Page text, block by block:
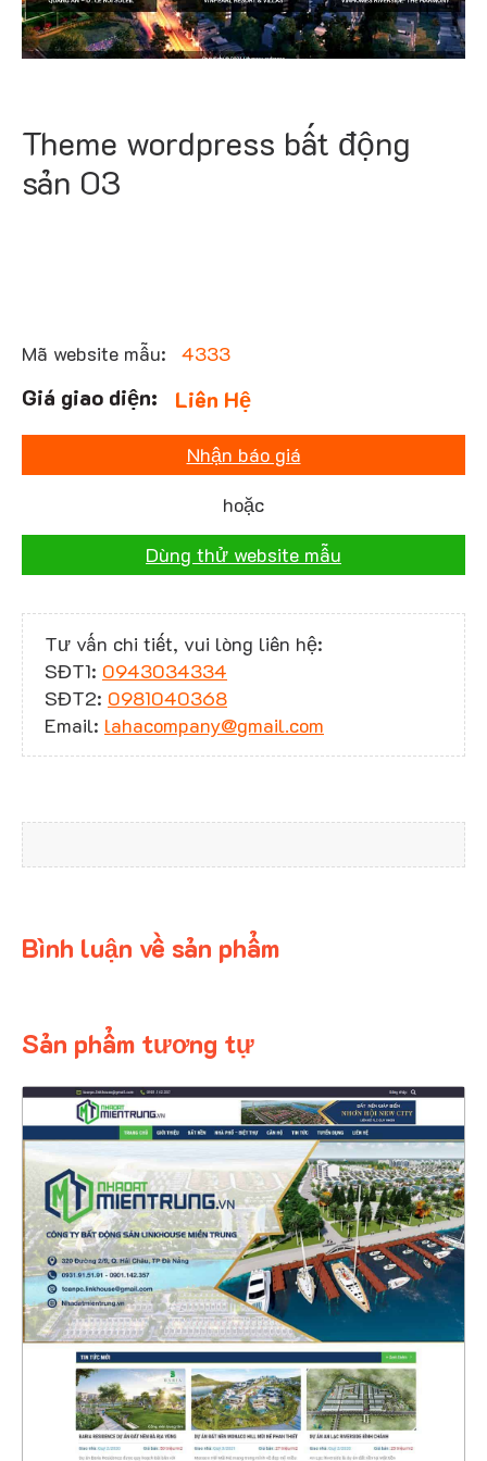
Theme wordpress bất động
sản 03
Mã website mẫu: 4333
Liên Hệ
Nhận báo giá
hoặc
Dùng thử website mẫu
Tư vấn chi tiết, vui lòng liên hệ:
SĐT1: 0943034334
SĐT2: 0981040368
Email: lahacompany@gmail.com
Bình luận về sản phẩm
Sản phẩm tương tự
4466
CHI TIẾT